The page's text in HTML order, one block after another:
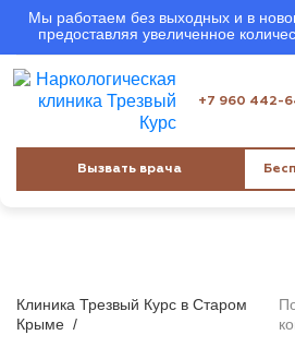
Мы работаем без выходных и в
предоставляя увеличенное
+7 960 442-
Вызвать врача
Клиника Трезвый Курс в Старом
Крыме /